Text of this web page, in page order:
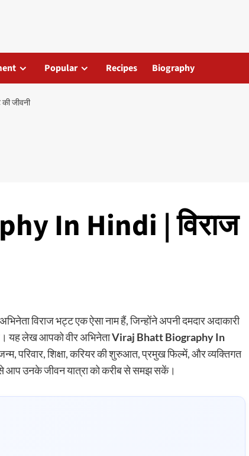
Popular Recipes Biography
जीवनी
In Hindi | विराज
विराज भट्ट एक ऐसा नाम हैं, जिन्होंने अपनी दमदार अदाकारी
यह लेख आपको वीर अभिनेताViraj Bhatt Biography In
परिवार, शिक्षा, करियर की शुरुआत, प्रमुख फिल्में, और व्यक्तिगत
आप उनके जीवन यात्रा को करीब से समझ सकें।